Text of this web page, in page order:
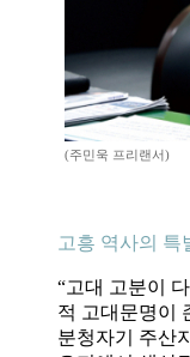
(주민욱 프리랜서)
고흥 역사의 특
“고대 고분이
적 고대문명이
분청자기 주산